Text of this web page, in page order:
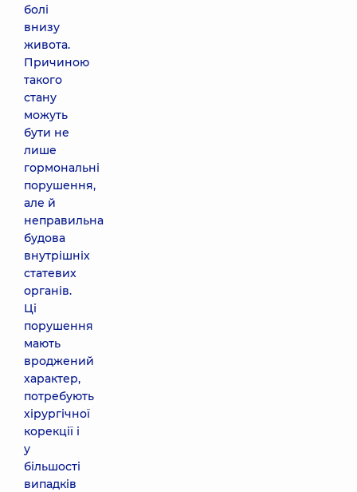
болі
внизу
живота.
Причиною
такого
стану
можуть
бути не
лише
гормональні
порушення,
але й
неправильна
будова
внутрішніх
статевих
органів.
Ці
порушення
мають
вроджений
характер,
потребують
хірургічної
корекції і
у
більшості
випадків